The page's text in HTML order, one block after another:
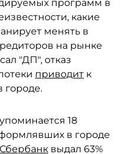
программ в
какие
менять в
на рынке
"ДП", отказ
приводит к
городе.
18
в городе
Сбербанк выдал 63%